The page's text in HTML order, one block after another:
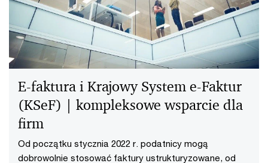
E-faktura i Krajowy System e-Faktur
(KSeF) | kompleksowe wsparcie dla
firm
Od początku stycznia 2022 r. podatnicy mogą
dobrowolnie stosować faktury ustrukturyzowane, od